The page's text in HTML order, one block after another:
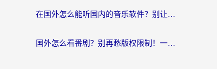
在国外怎么能听国内的音乐软件？别让版权限制断了你的“中文歌单”
国外怎么看番剧？别再愁版权限制！一个工具解决所有回国追剧难题